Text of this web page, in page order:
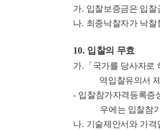
가. 입찰보증금은 입찰
나. 최종낙찰자가 낙찰
10. 입찰의 무효
가. 「 국가를 당사자로
역입찰유의서 제
- 입찰참가자격등록증
우에는 입찰참
나. 기술제안서와 가격